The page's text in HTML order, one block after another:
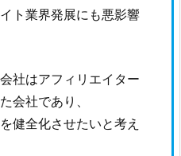
ト業界発展にも悪影響
社はアフィリエイター
会社であり、
健全化させたいと考え